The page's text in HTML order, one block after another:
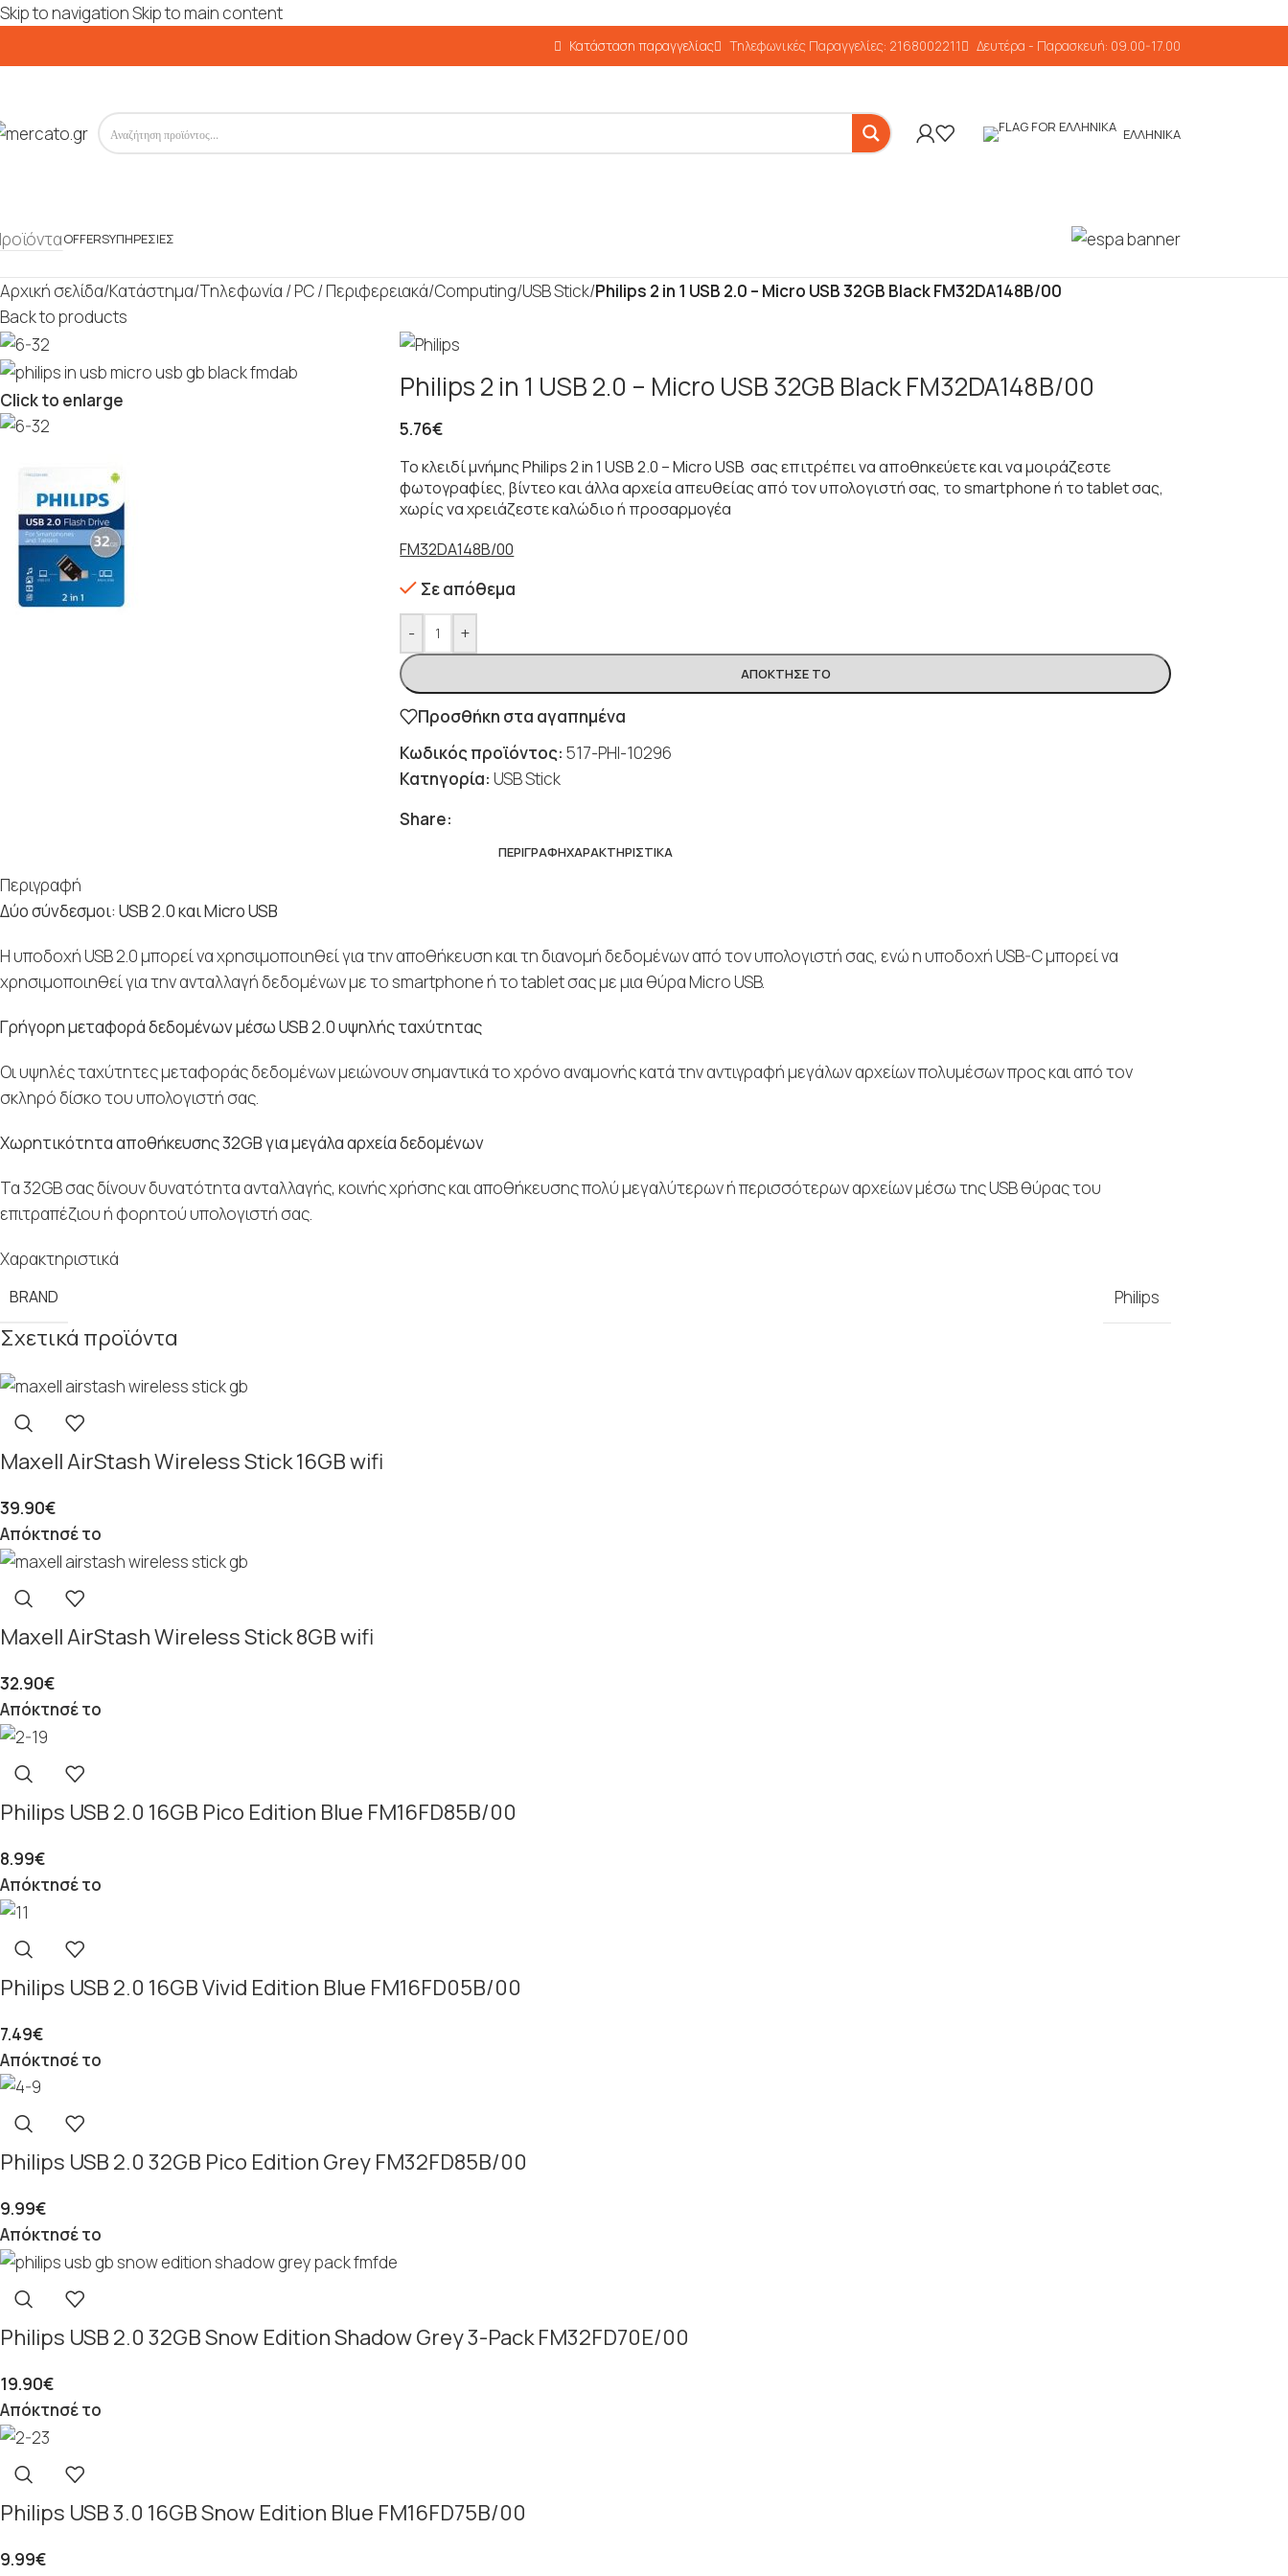
Skip to navigationSkip to main content
Κατάσταση παραγγελίας Τηλεφωνικές Παραγγελίες: 2168002211 Δευτέρα - Παρασκευή: 09.00-17.00
ΕΛΛΗΝΙΚΆ
OFFERSΥΠΗΡΕΣΊΕΣ
Αρχική σελίδα/Κατάστημα/Τηλεφωνία / PC / Περιφερειακά/Computing/USB Stick/Philips 2 in 1 USB 2.0 – Micro USB 32GB Black FM32DA148B/00
Back to products
Click to enlarge Philips 2 in 1 USB 2.0 – Micro USB 32GB Black FM32DA148B/00
5.76€
Το κλειδί μνήμης Philips 2 in 1 USB 2.0 – Micro USB σας επιτρέπει να αποθηκεύετε και να μοιράζεστε
φωτογραφίες, βίντεο και άλλα αρχεία απευθείας από τον υπολογιστή σας, το smartphone ή το tablet σας,
χωρίς να χρειάζεστε καλώδιο ή προσαρμογέα
FM32DA148B/00
Σε απόθεμα
- +
ΑΠΌΚΤΗΣΈ ΤΟ
Προσθήκη στα αγαπημένα
Κωδικός προϊόντος:517-PHI-10296
Κατηγορία: USB Stick
Share:
ΠΕΡΙΓΡΑΦΉΧΑΡΑΚΤΗΡΙΣΤΙΚΆ
Περιγραφή
Δύο σύνδεσμοι: USB 2.0 και Micro USB
Η υποδοχή USB 2.0 μπορεί να χρησιμοποιηθεί για την αποθήκευση και τη διανομή δεδομένων από τον υπολογιστή σας, ενώ η υποδοχή USB-C μπορεί να
χρησιμοποιηθεί για την ανταλλαγή δεδομένων με το smartphone ή το tablet σας με μια θύρα Micro USB.
Γρήγορη μεταφορά δεδομένων μέσω USB 2.0 υψηλής ταχύτητας
Οι υψηλές ταχύτητες μεταφοράς δεδομένων μειώνουν σημαντικά το χρόνο αναμονής κατά την αντιγραφή μεγάλων αρχείων πολυμέσων προς και από τον
σκληρό δίσκο του υπολογιστή σας.
Χωρητικότητα αποθήκευσης 32GB για μεγάλα αρχεία δεδομένων
Τα 32GB σας δίνουν δυνατότητα ανταλλαγής, κοινής χρήσης και αποθήκευσης πολύ μεγαλύτερων ή περισσότερων αρχείων μέσω της USB θύρας του
επιτραπέζιου ή φορητού υπολογιστή σας.
Χαρακτηριστικά
BRAND Philips
Σχετικά προϊόντα
Maxell AirStash Wireless Stick 16GB wifi
39.90€
Απόκτησέ το
Maxell AirStash Wireless Stick 8GB wifi
32.90€
Απόκτησέ το
Philips USB 2.0 16GB Pico Edition Blue FM16FD85B/00
8.99€
Απόκτησέ το
Philips USB 2.0 16GB Vivid Edition Blue FM16FD05B/00
7.49€
Απόκτησέ το
Philips USB 2.0 32GB Pico Edition Grey FM32FD85B/00
9.99€
Απόκτησέ το
Philips USB 2.0 32GB Snow Edition Shadow Grey 3-Pack FM32FD70E/00
19.90€
Απόκτησέ το
Philips USB 3.0 16GB Snow Edition Blue FM16FD75B/00
9.99€